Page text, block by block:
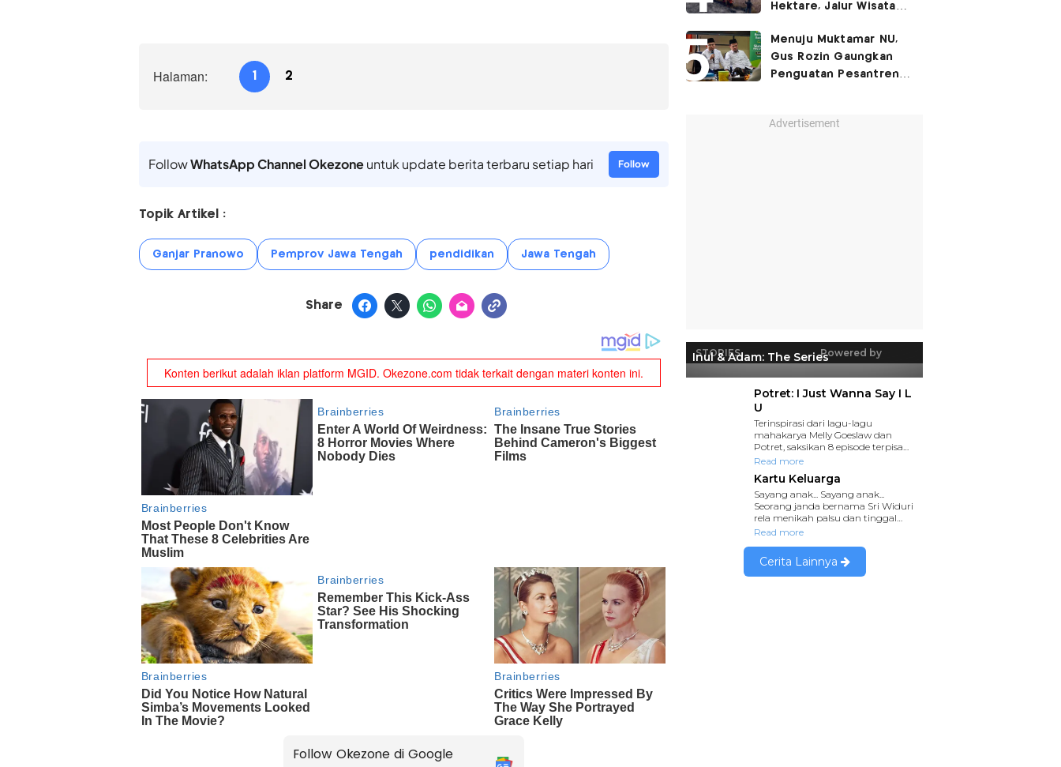
Halaman: 1 2
FollowWhatsApp Channel Okezoneuntuk update berita terbaru setiap hari Follow
Topik Artikel :
Ganjar Pranowo Pemprov Jawa Tengah pendidikan Jawa Tengah
Share
Follow Okezone di Google
Hektare, Jalur Wisata
Menuju Muktamar NU,
Gus Rozin Gaungkan
Penguatan Pesantren
Advertisement